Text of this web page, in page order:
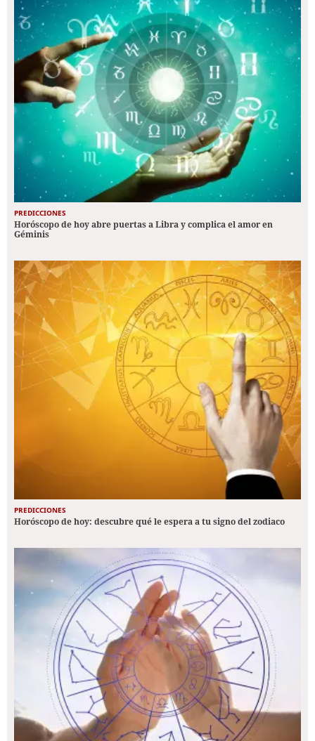
PREDICCIONES
Horóscopo de hoy abre puertas a Libra y complica el amor en
Géminis
PREDICCIONES
Horóscopo de hoy: descubre qué le espera a tu signo del zodiaco